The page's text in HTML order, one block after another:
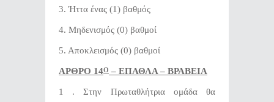
3. Ήττα ένας (1) βαθμός
4. Μηδενισμός (0) βαθμοί
5. Αποκλεισμός (0) βαθμοί
ΑΡΘΡΟ 14Ο – ΕΠΑΘΛΑ – ΒΡΑΒΕΙΑ
1 . Στην Πρωταθλήτρια ομάδα θα